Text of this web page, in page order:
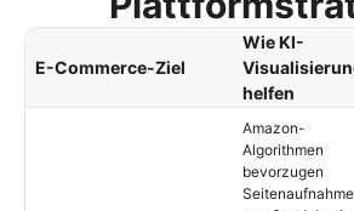
E-Commerce-Ziel
Wie KI-
helfen
Amazon-
Algorithmen
bevorzugen